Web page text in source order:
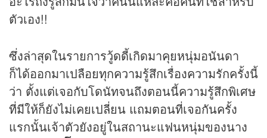
ตัวเอง!!
ซึ่งล่าสุดในรายการวู้ดดี้เกิดมาคุยหนุ่มอนันดา
ก็ได้ออกมาเปลือยทุกความรู้สึกเรื่องความรักครั้งนี้
ว่า ตั้งแต่เจอกับโดนัทจนถึงตอนนี้ความรู้สึกพิเศษ
ที่มีให้ก็ยังไม่เคยเปลี่ยน แถมตอนที่เจอกันครั้ง
แรกนั้นเจ้าตัวยังอยู่ในสถานะแฟนหนุ่มของนาง